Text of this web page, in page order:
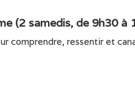
(2 samedis, de 9h30 à
comprendre, ressentir et